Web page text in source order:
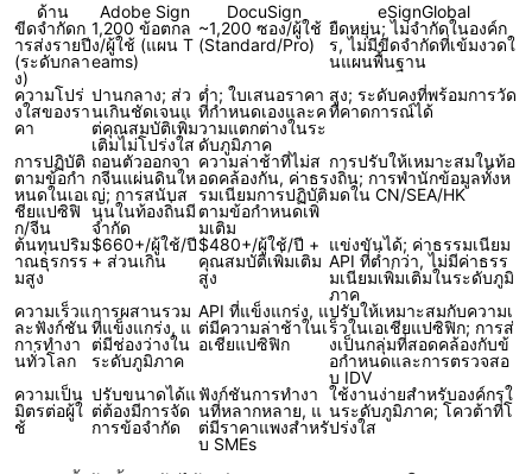
ด้าน Adobe Sign DocuSign
eSignGlobal
ขีดจำกัดก
ารส่งรายปี
(ระดับกลา
ง)
1,200 ข้อตกล
ง/ผู้ใช้ (แผน T
eams)
~1,200 ซอง/ผู้ใช้
(Standard/Pro)
ยืดหยุ่น; ไม่จำกัดในองค์ก
ร, ไม่มีขีดจำกัดที่เข้มงวดใ
นแผนพื้นฐาน
ความโปร่
งใสของรา
คา
ปานกลาง; ส่ว
นเกินชัดเจนแ
ต่คุณสมบัติเพิ่ม
เติมไม่โปร่งใส
ต่ำ; ใบเสนอราคา
ที่กำหนดเองและค
วามแตกต่างในระ
ดับภูมิภาค
สูง; ระดับคงที่พร้อมการวัด
ที่คาดการณ์ได้
การปฏิบัติ
ตามข้อกำ
หนดในเอเ
ชียแปซิฟิ
ก/จีน
ถอนตัวออกจา
กจีนแผ่นดินให
ญ่; การสนับส
นุนในท้องถิ่นมี
จำกัด
ความล่าช้าที่ไม่ส
อดคล้องกัน, ค่าธร
รมเนียมการปฏิบัติ
ตามข้อกำหนดเพิ่
มเติม
การปรับให้เหมาะสมในท้อ
งถิ่น; การพำนักข้อมูลทั้งห
มดใน CN/SEA/HK
ต้นทุนปริม
าณธุรกรร
มสูง
$660+/ผู้ใช้/ปี
+ ส่วนเกิน
$480+/ผู้ใช้/ปี +
คุณสมบัติเพิ่มเติม
สูง
แข่งขันได้; ค่าธรรมเนียม
API ที่ต่ำกว่า, ไม่มีค่าธรร
มเนียมเพิ่มเติมในระดับภูมิ
ภาค
ความเร็วแ
ละฟังก์ชัน
การทำงา
นทั่วโลก
การผสานรวม
ที่แข็งแกร่ง, แ
ต่มีช่องว่างใน
ระดับภูมิภาค
API ที่แข็งแกร่ง, แ
ต่มีความล่าช้าในเ
อเชียแปซิฟิก
ปรับให้เหมาะสมกับความเ
ร็วในเอเชียแปซิฟิก; การส่
งเป็นกลุ่มที่สอดคล้องกับข้
อกำหนดและการตรวจสอ
บ IDV
ความเป็น
มิตรต่อผู้ใ
ช้
ปรับขนาดได้แ
ต่ต้องมีการจัด
การข้อจำกัด
ฟังก์ชันการทำงา
นที่หลากหลาย, แ
ต่มีราคาแพงสำหรั
บ SMEs
ใช้งานง่ายสำหรับองค์กรใ
นระดับภูมิภาค; โควต้าที่โ
ปร่งใส